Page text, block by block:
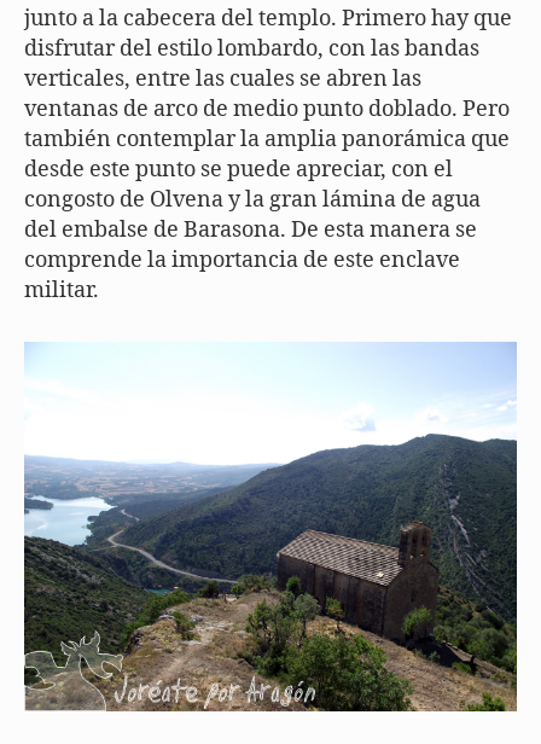
junto a la cabecera del templo. Primero hay que
disfrutar del estilo lombardo, con las bandas
verticales, entre las cuales se abren las
ventanas de arco de medio punto doblado. Pero
también contemplar la amplia panorámica que
desde este punto se puede apreciar, con el
congosto de Olvena y la gran lámina de agua
del embalse de Barasona. De esta manera se
comprende la importancia de este enclave
militar.